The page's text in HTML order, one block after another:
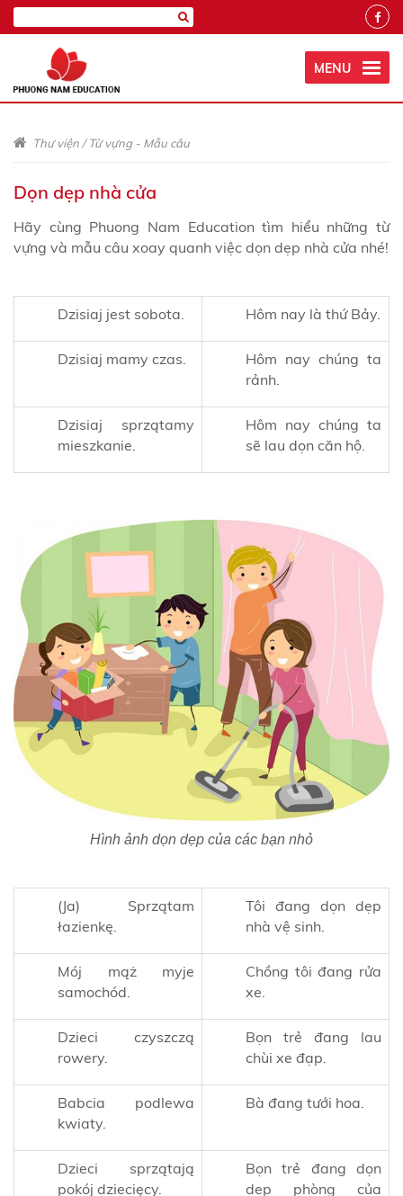
MENU
Thư viện/Từ vựng - Mẫu câu
Dọn dẹp nhà cửa
Hãy cùng Phuong Nam Education tìm hiểu những từ
vựng và mẫu câu xoay quanh việc dọn dẹp nhà cửa nhé!
Dzisiaj jest sobota. Hôm nay là thứ Bảy.
Dzisiaj mamy czas.
Hôm nay chúng ta
rảnh.
Dzisiaj sprzątamy
mieszkanie.
Hôm nay chúng ta
sẽ lau dọn căn hộ.
Hình ảnh dọn dẹp của các bạn nhỏ
(Ja) Sprzątam
łazienkę.
Tôi đang dọn dẹp
nhà vệ sinh.
Mój mąż myje
samochód.
Chồng tôi đang rửa
xe.
Dzieci czyszczą
rowery.
Bọn trẻ đang lau
chùi xe đạp.
Babcia podlewa
kwiaty.
Bà đang tưới hoa.
Dzieci sprzątają
pokój dziecięcy.
Bọn trẻ đang dọn
dẹp phòng của